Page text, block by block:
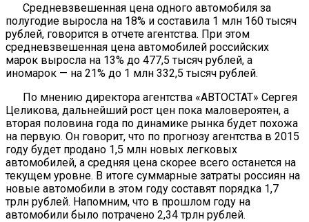
Средневзвешенная цена одного автомобиля за
полугодие выросла на 18% и составила 1 млн 160 тысяч
рублей, говорится в отчете агентства. При этом
средневзвешенная цена автомобилей российских
марок выросла на 13% до 477,5 тысяч рублей, а
иномарок — на 21% до 1 млн 332,5 тысяч рублей.
По мнению директора агентства «АВТОСТАТ» Сергея
Целикова, дальнейший рост цен пока маловероятен, а
вторая половина года по динамике рынка будет похожа
на первую. Он говорит, что по прогнозу агентства в 2015
году будет продано 1,5 млн новых легковых
автомобилей, а средняя цена скорее всего останется на
текущем уровне. В итоге суммарные затраты россиян на
новые автомобили в этом году составят порядка 1,7
трлн рублей. Напомним, что в прошлом году на
автомобили было потрачено 2,34 трлн рублей.